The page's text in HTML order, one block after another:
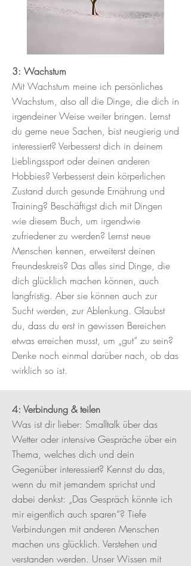
3: Wachstum
Mit Wachstum meine ich persönliches
Wachstum, also all die Dinge, die dich in
irgendeiner Weise weiter bringen. Lernst
du gerne neue Sachen, bist neugierig und
interessiert? Verbesserst dich in deinem
Lieblingssport oder deinen anderen
Hobbies? Verbesserst dein körperlichen
Zustand durch gesunde Ernährung und
Training? Beschäftigst dich mit Dingen
wie diesem Buch, um irgendwie
zufriedener zu werden? Lernst neue
Menschen kennen, erweiterst deinen
Freundeskreis? Das alles sind Dinge, die
dich glücklich machen können, auch
langfristig. Aber sie können auch zur
Sucht werden, zur Ablenkung. Glaubst
du, dass du erst in gewissen Bereichen
etwas erreichen musst, um „gut“ zu sein?
Denke noch einmal darüber nach, ob das
wirklich so ist.
4: Verbindung & teilen
Was ist dir lieber: Smalltalk über das
Wetter oder intensive Gespräche über ein
Thema, welches dich und dein
Gegenüber interessiert? Kennst du das,
wenn du mit jemandem sprichst und
dabei denkst: „Das Gespräch könnte ich
mir eigentlich auch sparen“? Tiefe
Verbindungen mit anderen Menschen
machen uns glücklich. Verstehen und
verstanden werden. Unser Wissen mit